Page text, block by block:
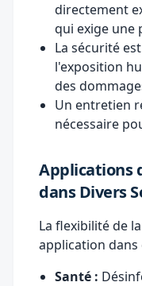
directement
qui exige une
La sécurité
l'exposition
des
Un entretien
nécessaire
Applications
dans Divers
La flexibilité de
application
Santé :